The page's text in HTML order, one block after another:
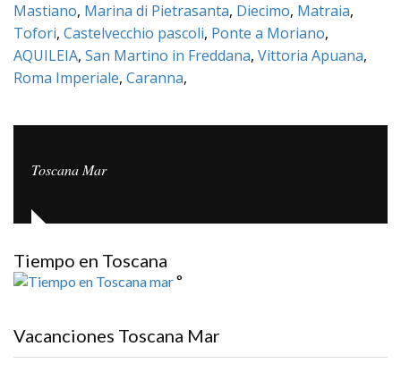
Mastiano, Marina di Pietrasanta, Diecimo, Matraia,
Tofori, Castelvecchio pascoli, Ponte a Moriano,
AQUILEIA, San Martino in Freddana, Vittoria Apuana,
Roma Imperiale, Caranna,
Toscana Mar
Tiempo en Toscana
°
Vacanciones Toscana Mar